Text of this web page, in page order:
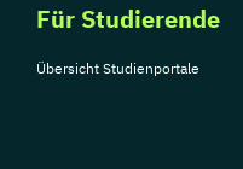
Für Studierende
Übersicht Studienportale